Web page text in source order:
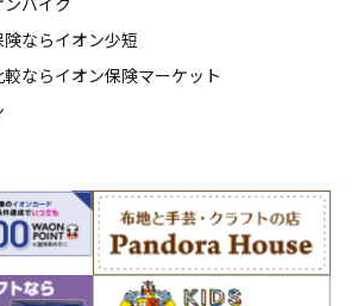
ならイオン少短
ならイオン保険マーケット